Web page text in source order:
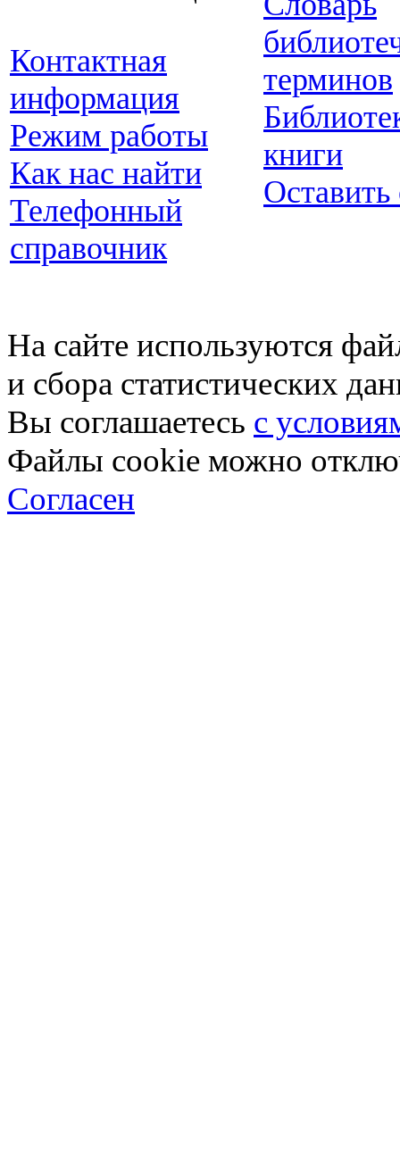
Контактная
информация
Режим работы
Как нас найти
Телефонный
справочник
терминов
книги
Оставить
На сайте используются
и сбора статистических
Вы соглашаетесь с
Файлы cookie можно
Согласен